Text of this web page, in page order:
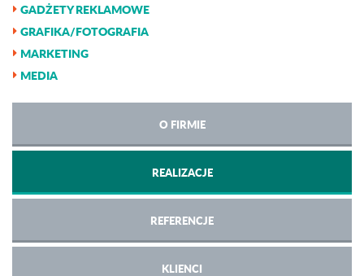
GADŻETY REKLAMOWE
GRAFIKA/FOTOGRAFIA
MARKETING
MEDIA
O FIRMIE
REALIZACJE
REFERENCJE
KLIENCI